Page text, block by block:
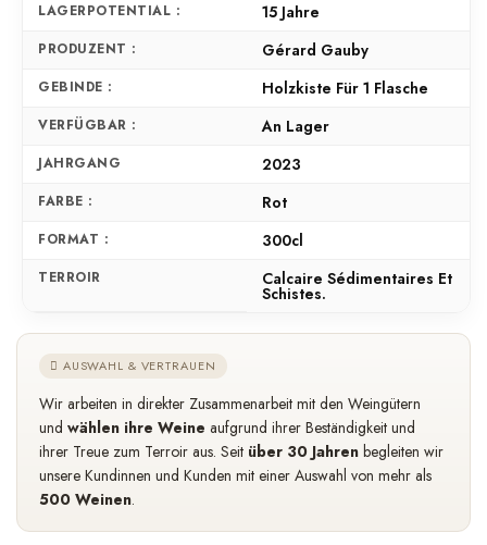
LAGERPOTENTIAL : 15 Jahre
PRODUZENT : Gérard Gauby
GEBINDE : Holzkiste Für 1 Flasche
VERFÜGBAR : An Lager
JAHRGANG 2023
FARBE : Rot
FORMAT : 300cl
TERROIR Calcaire Sédimentaires Et
Schistes.
AUSWAHL & VERTRAUEN
Wir arbeiten in direkter Zusammenarbeit mit den Weingütern
und wählen ihre Weine aufgrund ihrer Beständigkeit und
ihrer Treue zum Terroir aus. Seit über 30 Jahren begleiten wir
unsere Kundinnen und Kunden mit einer Auswahl von mehr als
500 Weinen.